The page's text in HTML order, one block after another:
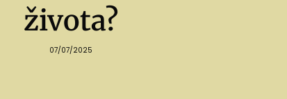
života?
07/07/2025